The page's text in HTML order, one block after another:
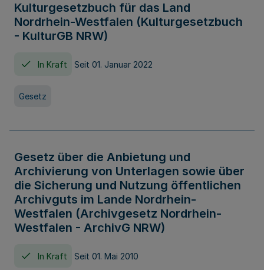
Kulturgesetzbuch für das Land
Nordrhein-Westfalen (Kulturgesetzbuch
- KulturGB NRW)
In Kraft Seit 01. Januar 2022
Gesetz
Gesetz über die Anbietung und
Archivierung von Unterlagen sowie über
die Sicherung und Nutzung öffentlichen
Archivguts im Lande Nordrhein-
Westfalen (Archivgesetz Nordrhein-
Westfalen - ArchivG NRW)
In Kraft Seit 01. Mai 2010